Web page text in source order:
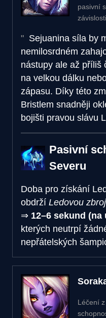
pasivní
Sejuanina síla by
nemilosrdném
nástupy ale až příliš
na velkou dálku
zápasu. Díky této
Bristlem snadněji
bojišti pravou slávu
Pasivní
Severu
Doba pro získání
obdrží Ledovou zbroj
⇒ 12–6 sekund (na
kterých neutrpí
nepřátelských
Léčení